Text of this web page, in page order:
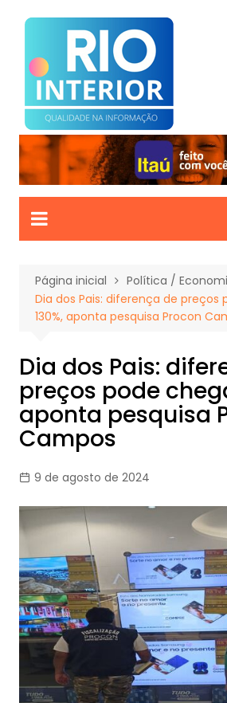
para
conteúdo
Página inicial
Política /
Dia dos Pais: diferença de preços
130%, aponta pesquisa Procon
Dia dos Pais:
preços pode
aponta pesquisa
Campos
9 de agosto de 2024